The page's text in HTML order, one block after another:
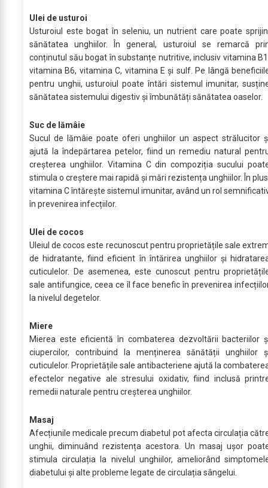
Ulei de usturoi
Usturoiul este bogat în seleniu, un nutrient care poate
sănătatea unghiilor. În general, usturoiul se remarcă
conținutul său bogat în substanțe nutritive, inclusiv vitamina
vitamina B6, vitamina C, vitamina E și sulf. Pe lângă
pentru unghii, usturoiul poate întări sistemul imunitar,
sănătatea sistemului digestiv și îmbunătăți sănătatea oaselor.
Suc de lămâie
Sucul de lămâie poate oferi unghiilor un aspect strălucitor
ajută la îndepărtarea petelor, fiind un remediu natural
creșterea unghiilor. Vitamina C din compoziția sucului
stimula o creștere mai rapidă și mări rezistența unghiilor. În
vitamina C întărește sistemul imunitar, având un rol
în prevenirea infecțiilor.
Ulei de cocos
Uleiul de cocos este recunoscut pentru proprietățile sale
de hidratante, fiind eficient în întărirea unghiilor și
cuticulelor. De asemenea, este cunoscut pentru
sale antifungice, ceea ce îl face benefic în prevenirea
la nivelul degetelor.
Miere
Mierea este eficientă în combaterea dezvoltării bacteriilor
ciupercilor, contribuind la menținerea sănătății unghiilor
cuticulelor. Proprietățile sale antibacteriene ajută la
efectelor negative ale stresului oxidativ, fiind inclusă
remedii naturale pentru creșterea unghiilor.
Masaj
Afecțiunile medicale precum diabetul pot afecta circulația
unghii, diminuând rezistența acestora. Un masaj ușor
stimula circulația la nivelul unghiilor, ameliorând
diabetului și alte probleme legate de circulația sângelui.